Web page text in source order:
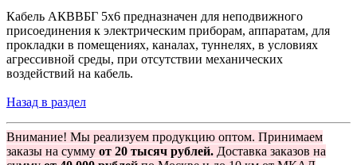
Кабель АКВВБГ 5х6 предназначен для неподвижного
присоединения к электрическим приборам, аппаратам, для
прокладки в помещениях, каналах, туннелях, в условиях
агрессивной среды, при отсутствии механических
воздействий на кабель.
Назад в раздел
Внимание! Мы реализуем продукцию оптом. Принимаем
заказы на сумму от 20 тысяч рублей. Доставка заказов на